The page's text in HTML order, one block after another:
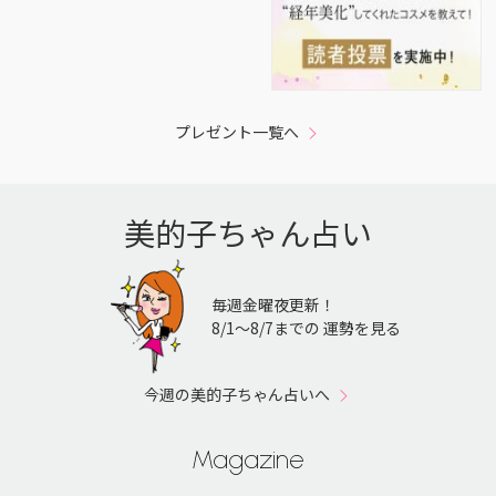
プレゼント一覧へ
美的子ちゃん占い
毎週金曜夜更新！
8/1〜8/7までの 運勢を見る
今週の美的子ちゃん占いへ
Magazine